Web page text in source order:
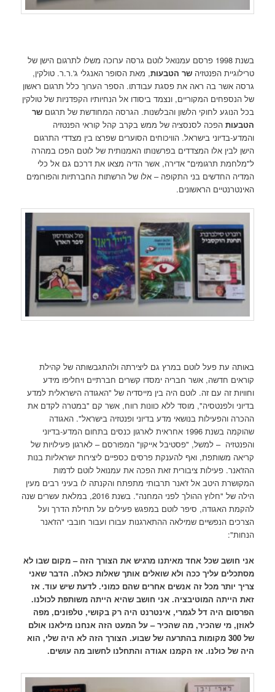
בשנת 1998 פרסם עמנואל לוטם גרסה ערוכה משלו לתרגום הישן של
טרילוגיית הפנטזיה שר הטבעות, מאת הסופר האנגלי ג'.ר.ר. טולקין,
גרסה אשר בה ראה את פסגת עבודתו. הספר הערוך כלל תרגום ראשון
של הנספחים המקוריים, ונצמד ביסודו אל הנחיותיו הקפדניות של טולקין
בכל הנוגע לחוקי הלשון והבלשנות. הגרסה המחודשת של תרגוםשר
הטבעות הפכה לסנסציה של ממש בקרב קהל קוראי הפנטזיה
והמדע-בדיוני בישראל. הוויכוחים הסוערים שפרצו בין מצדדי התרגום
הישן לבין אלו המצדדים בפרשנותו האמנותית של לוטם הפכו במהרה
ל"מלחמת תרגומים" אדירה, אשר הדיה מצאו את דרכם גם אל כלי
המדיה החדשים בני התקופה – אלו של הרשתות החברתיות והפורומים
האינטרנטיים הראשונים.
באותה עת פעל לוטם במרץ גם ליצירתה ולהתגבשותה של קהילת
קוראים חדשה, אשר חבריה ימסדו קשרים חברתיים ויחליפו מידע
וחוויות זה עם זה. לוטם היה בין מייסדיה של "האגודה הישראלית למדע
בדיוני ולפנטסיה", מוסד ללא כוונות רווח, אשר קם "במטרה לקדם את
ההכרה והפעילות בנושאי מדע בדיוני ופנטזיה בישראל". האגודה
שהוקמה בשנת 1996 אחראית לארגון כנסים בתחום המדע-בדיוני
והפנטזיה – למשל, "פסטיבל אייקון" המפורסם – לארגון פעילויות של
קריאה משותפת, ואף להענקת פרסים כספיים ליצירות ישראליות בנות
ההז'אנר. פעילות ציבורית זאת הפכה את עמנואל לוטם לדמות
המקושרת היטב אל ז'אנר תרבותי מתפתח והקנתה לו בעיני רבים מעין
הילה של "חלוץ ההולך לפני המחנה". בשנת 2016, במלאת עשרים שנה
להקמת האגודה, סיפר לוטם במפגש פעילים על תחילת הדרך ועל
הצרכים הנפשיים שמילאה ההתארגנות עבורו ועבור חובבי "הז'אנר
הנחות":
אני חושב שכל אחד מאיתנו מרגיש את הצורך הזה – מקום שבו לא
מסתכלים עליך ככה ולא שואלים אותך שאלות כאלה. הדבר שאני
צריך יותר מכל זה אנשים אחרים שהם כמוני. לדעת שיש עוד. אז
זאת הייתה המוטיבציה. אני חושב שהיא הייתה משותפת לכולנו.
הפרסום היה דל לגמרי, אינטרנט היה רק בקושי, טלפונים, מפה
לאוזן, מי שהכיר, מה שהכיר – על המעט הזה אנחנו מילאנו אולם
של 300 מקומות בהתרעה של שבוע. הצורך הזה לא היה שלי, הוא
היה של כולנו. אז הקמנו אגודה והתחלנו לחשוב מה עושים.